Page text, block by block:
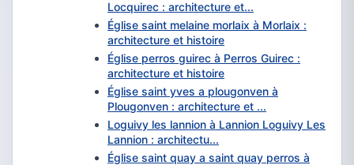
Locquirec : architecture et...
Église saint melaine morlaix à Morlaix :
architecture et histoire
Église perros guirec à Perros Guirec :
architecture et histoire
Église saint yves a plougonven à
Plougonven : architecture et ...
Loguivy les lannion à Lannion Loguivy Les
Lannion : architectu...
Église saint quay a saint quay perros à